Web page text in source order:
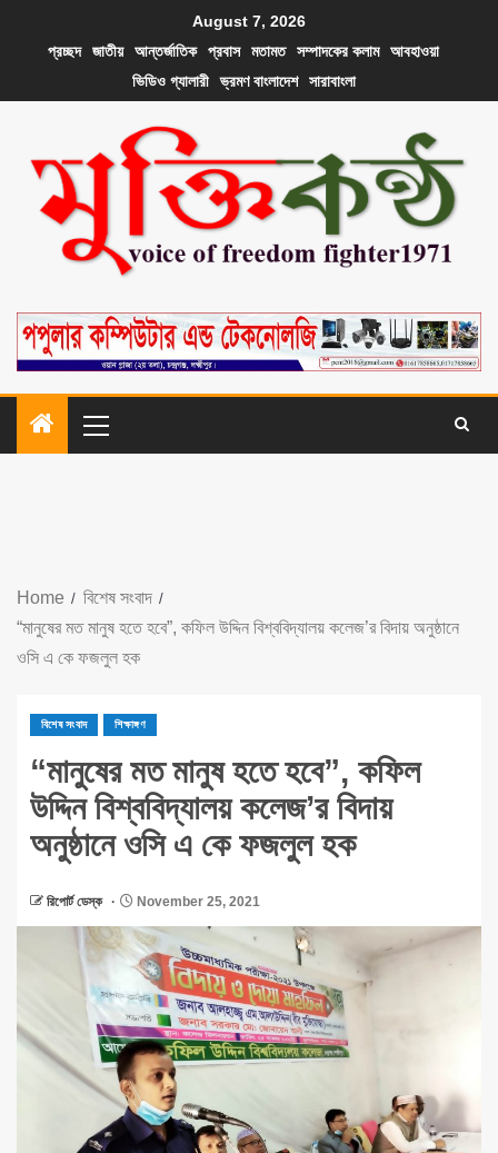
August 7, 2026
প্রচ্ছদ
জাতীয় আন্তর্জাতিক প্রবাস মতামত সম্পাদকের কলাম
আবহাওয়া
ভিডিও গ্যালারী
ভ্রমণ বাংলাদেশ সারাবাংলা
Home
বিশেষ সংবাদ
“মানুষের মত মানুষ হতে হবে”, কফিল উদ্দিন বিশ্ববিদ্যালয় কলেজ’র বিদায় অনুষ্ঠানে
ওসি এ কে ফজলুল হক
বিশেষ সংবাদ শিক্ষাঙ্গণ
“মানুষের মত মানুষ হতে হবে”, কফিল
উদ্দিন বিশ্ববিদ্যালয় কলেজ’র বিদায়
অনুষ্ঠানে ওসি এ কে ফজলুল হক
রিপোর্ট ডেস্ক November 25, 2021